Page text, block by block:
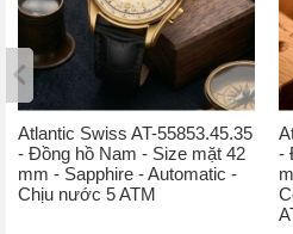
Atlantic Swiss AT-55853.45.35
- Đồng hồ Nam - Size mặt 42
mm - Sapphire - Automatic -
Chịu nước 5 ATM
-